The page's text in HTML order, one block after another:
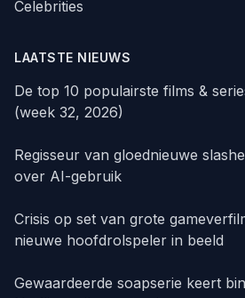
Celebrities
LAATSTE NIEUWS
De top 10 populairste films &
(week 32, 2026)
Regisseur van gloednieuwe
over AI-gebruik
Crisis op set van grote
nieuwe hoofdrolspeler in beeld
Gewaardeerde soapserie keert